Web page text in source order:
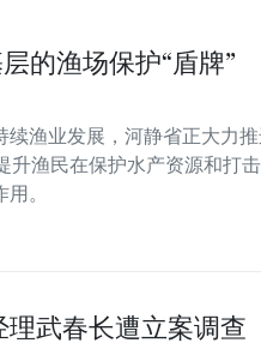
的渔场保护“盾牌”
续渔业发展，河静省正大力
升渔民在保护水产资源和打
。
武春长遭立案调查